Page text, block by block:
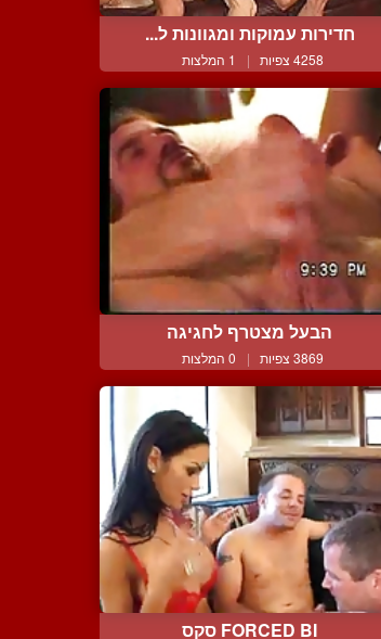
חדירות עמוקות ומגוונות ל...
4258 צפיות | 1 המלצות
הבעל מצטרף לחגיגה
3869 צפיות | 0 המלצות
FORCED BI סקס